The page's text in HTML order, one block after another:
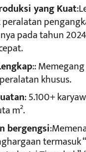
yang Kuat
pada tahun
::
khusus.
: 5.100+
m².
bergengsi
termasuk